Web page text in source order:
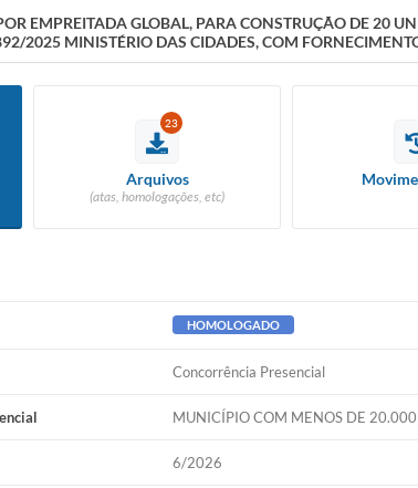
EMPREITADA GLOBAL, PARA CONSTRUÇÃO DE 20
2025 MINISTÉRIO DAS CIDADES, COM
23
Arquivos
(atas, homologações, etc)
HOMOLOGADO
Concorrência Presencial
MUNICÍPIO COM MENOS DE
6/2026